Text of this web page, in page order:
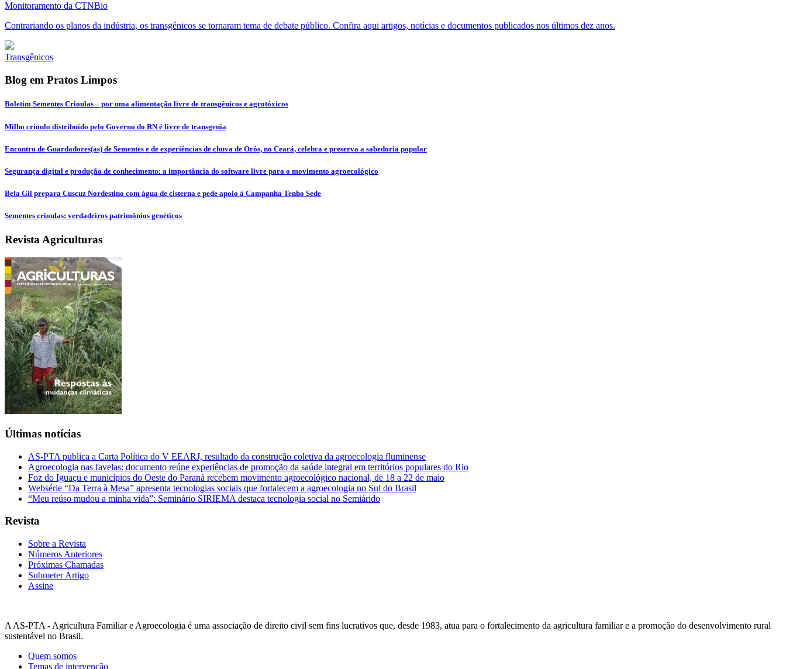
Monitoramento da CTNBio
Contrariando os planos da indústria, os transgênicos se tornaram tema de debate público. Confira aqui artigos, notícias e documentos publicados nos últimos dez anos.
Transgênicos
Blog em Pratos Limpos
Boletim Sementes Crioulas – por uma alimentação livre de transgênicos e agrotóxicos
Milho crioulo distribuído pelo Governo do RN é livre de transgenia
Encontro de Guardadores(as) de Sementes e de experiências de chuva de Orós, no Ceará, celebra e preserva a sabedoria popular
Segurança digital e produção de conhecimento: a importância do software livre para o movimento agroecológico
Bela Gil prepara Cuscuz Nordestino com água de cisterna e pede apoio à Campanha Tenho Sede
Sementes crioulas: verdadeiros patrimônios genéticos
Revista Agriculturas
Últimas notícias
AS-PTA publica a Carta Política do V EEARJ, resultado da construção coletiva da agroecologia fluminense
Agroecologia nas favelas: documento reúne experiências de promoção da saúde integral em territórios populares do Rio
Foz do Iguaçu e municípios do Oeste do Paraná recebem movimento agroecológico nacional, de 18 a 22 de maio
Websérie “Da Terra à Mesa” apresenta tecnologias sociais que fortalecem a agroecologia no Sul do Brasil
“Meu reúso mudou a minha vida”: Seminário SIRIEMA destaca tecnologia social no Semiárido
Revista
Sobre a Revista
Números Anteriores
Próximas Chamadas
Submeter Artigo
Assine
A AS-PTA - Agricultura Familiar e Agro­ecologia é uma associação de direito civil sem fins lucrativos que, desde 1983, atua para o fortalecimento da agricultura familiar e a promoção do desenvolvi­mento rural
sustentável no Brasil.
Quem somos
Temas de intervenção